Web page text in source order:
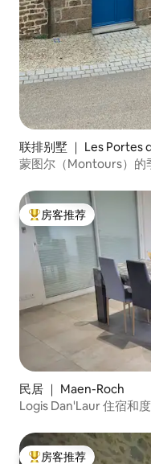
联排别墅 ｜ Les Portes
蒙图尔（Montours）的
热门「房客推荐」
房客推荐
民居 ｜ Maen-Roch
Logis Dan'Laur 住宿和
房客推荐